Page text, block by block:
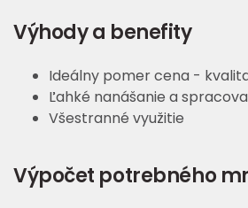
Výhody a benefity
Ideálny pomer cena -
Ľahké nanášanie a
Všestranné využitie
Výpočet potrebného